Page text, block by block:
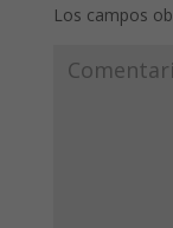
Los campos